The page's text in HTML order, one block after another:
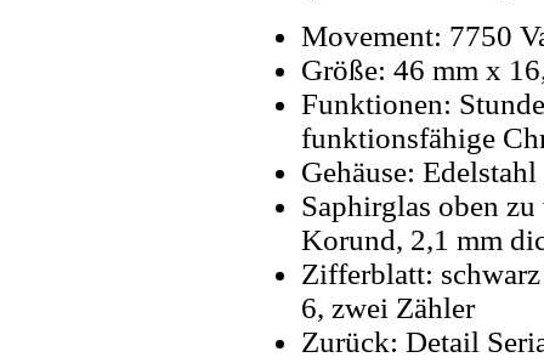
Movement: 7750
Größe: 46 mm x
Funktionen:
funktionsfähige
Gehäuse:
Saphirglas oben
Korund, 2,1 mm
Zifferblatt:
6, zwei Zähler
Zurück: Detail